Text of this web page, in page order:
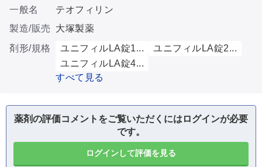
一般名
テオフィリン
製造/販売
大塚製薬
剤形/規格
ユニフィルLA錠1...
ユニフィルLA錠2...
ユニフィルLA錠4...
すべて見る
薬剤の評価コメントをご覧いただくにはログインが必要
です。
ログインして評価を見る